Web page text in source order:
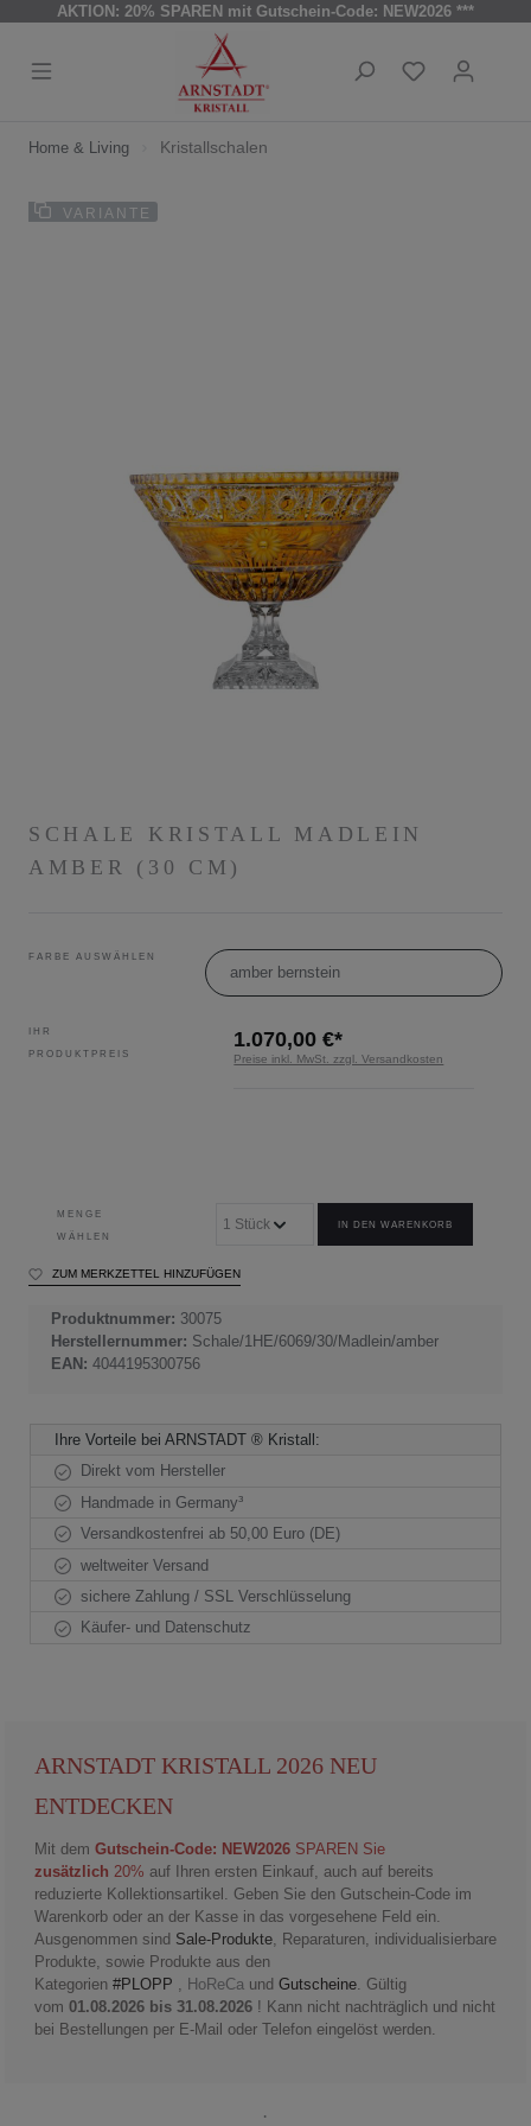
AKTION: 20% SPAREN mit Gutschein-Code: NEW2026 ***
Home & Living Kristallschalen
VARIANTE
SCHALE KRISTALL MADLEIN
AMBER (30 CM)
FARBE AUSWÄHLEN
amber bernstein
IHR
PRODUKTPREIS
1.070,00 €*
Preise inkl. MwSt. zzgl. Versandkosten
MENGE
WÄHLEN
IN DEN WARENKORB
ZUM MERKZETTEL HINZUFÜGEN
Produktnummer: 30075
Herstellernummer: Schale/1HE/6069/30/Madlein/amber
EAN:4044195300756
Ihre Vorteile bei ARNSTADT ® Kristall:
Direkt vom Hersteller
Handmade in Germany³
Versandkostenfrei ab 50,00 Euro (DE)
weltweiter Versand
sichere Zahlung / SSL Verschlüsselung
Käufer- und Datenschutz
ARNSTADT KRISTALL 2026 NEU
ENTDECKEN
Mit dem Gutschein-Code: NEW2026 SPAREN Sie
zusätzlich 20% auf Ihren ersten Einkauf, auch auf bereits
reduzierte Kollektionsartikel. Geben Sie den Gutschein-Code im
Warenkorb oder an der Kasse in das vorgesehene Feld ein.
Ausgenommen sind Sale-Produkte , Reparaturen, individualisierbare
Produkte, sowie Produkte aus den
Kategorien #PLOPP HoReCa und Gutscheine . Gültig
vom 01.08.2026 bis 31.08.2026 ! Kann nicht nachträglich und nicht
bei Bestellungen per E-Mail oder Telefon eingelöst werden.
.